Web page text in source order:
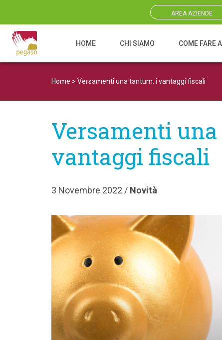
AREA AZIENDE
Navigazione principale
HOME CHI SIAMO COME FARE
Home > Versamenti una tantum: i vantaggi fiscali
Versamenti
vantaggi fiscali
3 Novembre 2022 / Novità